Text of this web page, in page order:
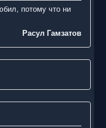
потому что ни
Расул Гамзатов